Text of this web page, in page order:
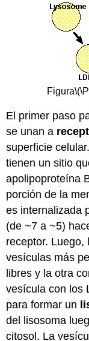
Figura
El primer paso
se unan a
superficie
tienen un sitio
apolipoproteína
porción de la
es internalizada
(de ~7 a ~5)
receptor. Luego,
vesículas más
libres y la otra
vesícula con los
para formar un
del lisosoma
citosol. La